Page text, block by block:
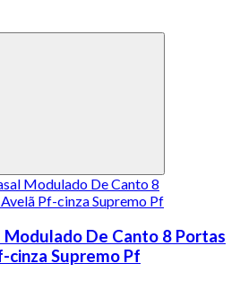
Modulado De Canto 8 Portas
cinza Supremo Pf